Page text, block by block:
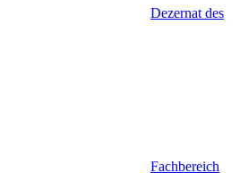
Dezernat des
Fachbereich